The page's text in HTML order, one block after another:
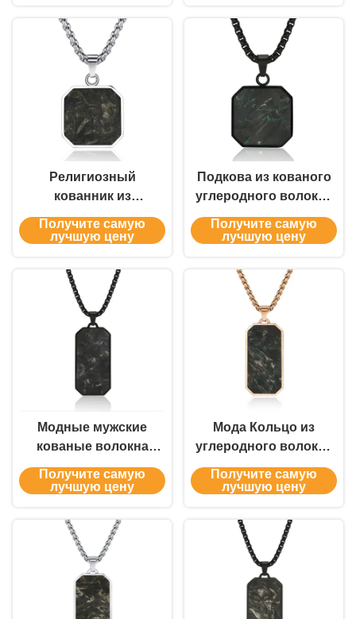
волокном крест
подвеска
металлическая
цепочка ожерелье для
мужчин
углеродного волокна
ожерелье на заказ
Религиозный
кованник из
углеродного волокна
квадратный
христианский крест
Ожерелье для мужчин
Получите самую
лучшую цену
Подкова из кованого
углеродного волокна
квадратный штрих
ожерелье подвеска
гипоаллергенная
геометрические
украшения
Получите самую
лучшую цену
Модные мужские
кованые волокна
углерода ожерелье
Новые ювелирные
Получите самую
лучшую цену
Мода Кольцо из
углеродного волокна
Золото Зелёный
Молитвенный Чокер
Ювелирные изделия
Получите самую
лучшую цену